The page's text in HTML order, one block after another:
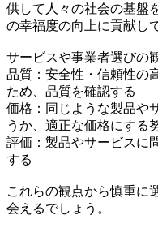
供して人々の社会の基盤
の幸福度の向上に貢献し
サービスや事業者選びの
品質：安全性・信頼性の
ため、品質を確認する
価格：同じような製品や
うか、適正な価格にする
評価：製品やサービスに
する
これらの観点から慎重に
会えるでしょう。